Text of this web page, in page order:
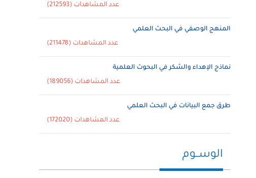
عدد المشاهدات (212593)
المنهج الوصفي في البحث العلمي
عدد المشاهدات (211478)
نماذج الإهداء والشكر في البحوث العلمية
عدد المشاهدات (189056)
طرق جمع البيانات في البحث العلمي
عدد المشاهدات (172020)
الوســوم